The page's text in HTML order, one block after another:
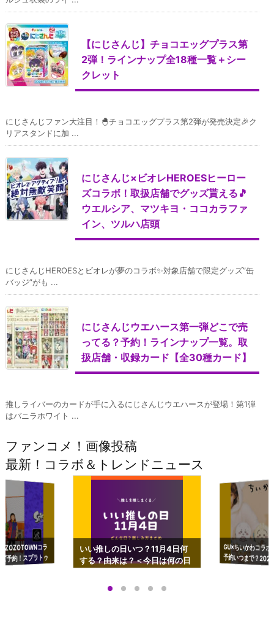
【にじさんじ】チョコエッグプラス第
2弾！ラインナップ全18種一覧＋シー
クレット
にじさんじファン大注目！🐣チョコエッグプラス第2弾が発売決定🎉ク
リアスタンドに加 ...
にじさんじ×ビオレHEROESヒーロー
ズコラボ！取扱店舗でグッズ貰える🎵
ウエルシア、マツキヨ・ココカラファ
イン、ツルハ店頭
にじさんじHEROESとビオレが夢のコラボ✨対象店舗で限定グッズ”缶
バッジ”がも ...
にじさんじウエハース第一弾どこで売
ってる？予約！ラインナップ一覧。取
扱店舗・収録カード【全30種カード】
推しライバーのカードが手に入るにじさんじウエハースが登場！第1弾
はバニラホワイト ...
ファンコメ！画像投稿
最新！コラボ＆トレンドニュース
コラ
予約！スプラトゥ
ップも渋谷Hz
いい推しの日いつ？11月4日何
する？由来は？＜今日は何の日
GU×ちいかわコラ
予約いつまで？
ーチやショルダー